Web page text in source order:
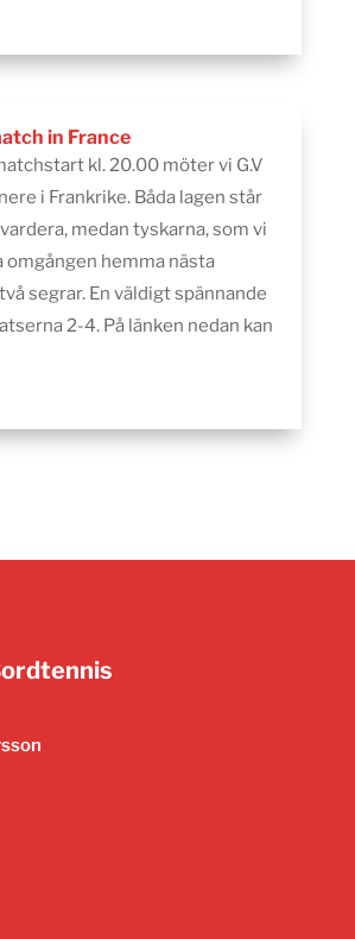
in France
kl. 20.00 möter vi G.V
i Frankrike. Båda lagen står
medan tyskarna, som vi
omgången hemma nästa
segrar. En väldigt spännande
2-4. På länken nedan kan